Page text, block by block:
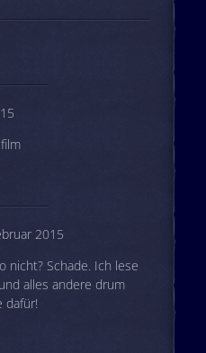
2015
nicht? Schade. Ich lese
alles andere drum
dafür!